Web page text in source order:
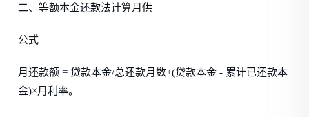
二、等额本金还款法计算月供
公式
月还款额 = 贷款本金/总还款月数+(贷款本金 - 累计已还款本
金)×月利率。